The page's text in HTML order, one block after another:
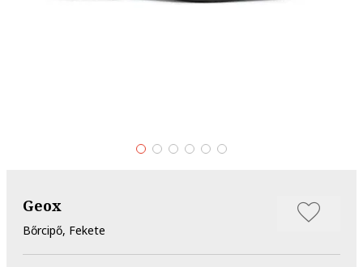
Geox
Bőrcipő, Fekete